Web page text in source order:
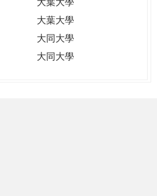
大葉大學
大同大學
大同大學